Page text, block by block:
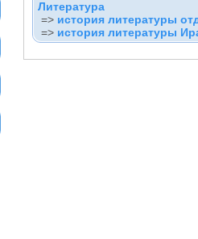
Литература
=> история литературы
=> история литературы